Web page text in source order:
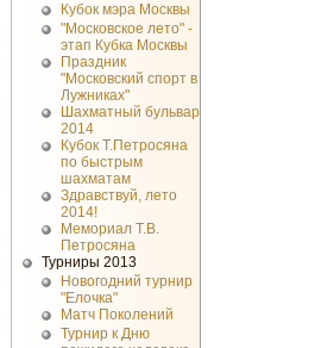
Кубок мэра Москвы
"Московское лето" -
этап Кубка Москвы
Праздник
"Московский спорт в
Лужниках"
Шахматный бульвар
2014
Кубок Т.Петросяна
по быстрым
шахматам
Здравствуй, лето
2014!
Мемориал Т.В.
Петросяна
Турниры 2013
Новогодний турнир
"Елочка"
Матч Поколений
Турнир к Дню